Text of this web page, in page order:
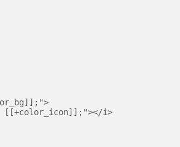
[[+color_icon]];"></i>